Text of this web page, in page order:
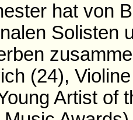
hat von
Solisten
(24),
Artist of